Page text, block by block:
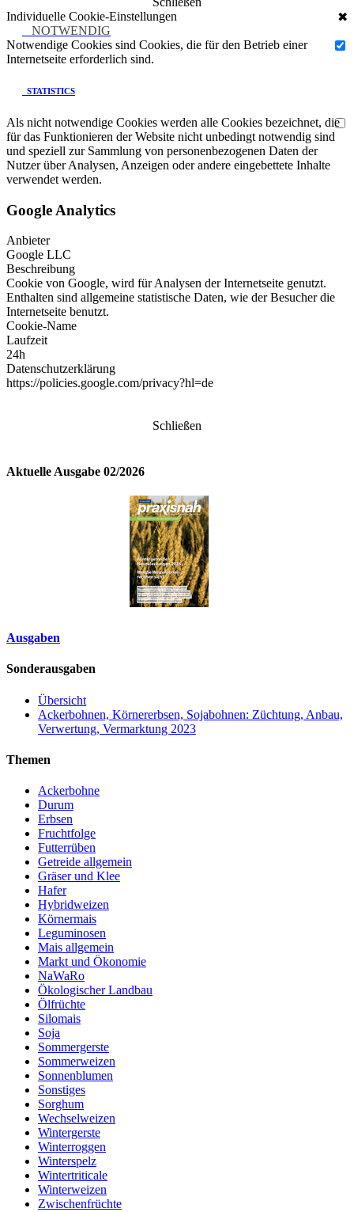
Individuelle Cookie-Einstellungen
✖
NOTWENDIG
Notwendige Cookies sind Cookies, die für den Betrieb einer
Internetseite erforderlich sind.
STATISTICS
Als nicht notwendige Cookies werden alle Cookies bezeichnet, die
für das Funktionieren der Website nicht unbedingt notwendig sind
und speziell zur Sammlung von personenbezogenen Daten der
Nutzer über Analysen, Anzeigen oder andere eingebettete Inhalte
verwendet werden.
Google Analytics
Anbieter
Google LLC
Beschreibung
Cookie von Google, wird für Analysen der Internetseite genutzt.
Enthalten sind allgemeine statistische Daten, wie der Besucher die
Internetseite benutzt.
Cookie-Name
Laufzeit
24h
Datenschutzerklärung
https://policies.google.com/privacy?hl=de
Schließen
Aktuelle Ausgabe 02/2026
Ausgaben
Sonderausgaben
Übersicht
Ackerbohnen, Körnererbsen, Sojabohnen: Züchtung, Anbau,
Verwertung, Vermarktung 2023
Themen
Ackerbohne
Durum
Erbsen
Fruchtfolge
Futterrüben
Getreide allgemein
Gräser und Klee
Hafer
Hybridweizen
Körnermais
Leguminosen
Mais allgemein
Markt und Ökonomie
NaWaRo
Ökologischer Landbau
Ölfrüchte
Silomais
Soja
Sommergerste
Sommerweizen
Sonnenblumen
Sonstiges
Sorghum
Wechselweizen
Wintergerste
Winterroggen
Winterspelz
Wintertriticale
Winterweizen
Zwischenfrüchte